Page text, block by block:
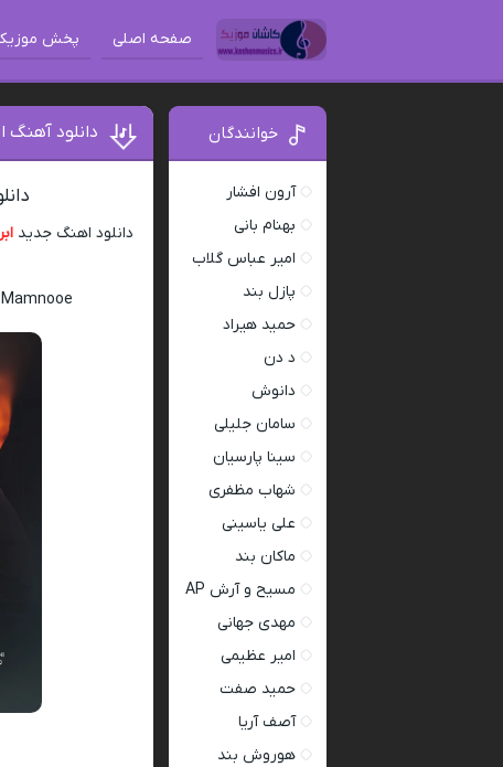
صفحه اصلی پخش
دانلود
دانلود اهنگ جدید
خوانندگان
آرون افشار
بهنام بانی
امیر عباس گلاب
پازل بند
حمید هیراد
د دن
دانوش
سامان جلیلی
سینا پارسیان
شهاب مظفری
علی یاسینی
ماکان بند
مسیح و آرش AP
مهدی جهانی
امیر عظیمی
حمید صفت
آصف آریا
هوروش بند